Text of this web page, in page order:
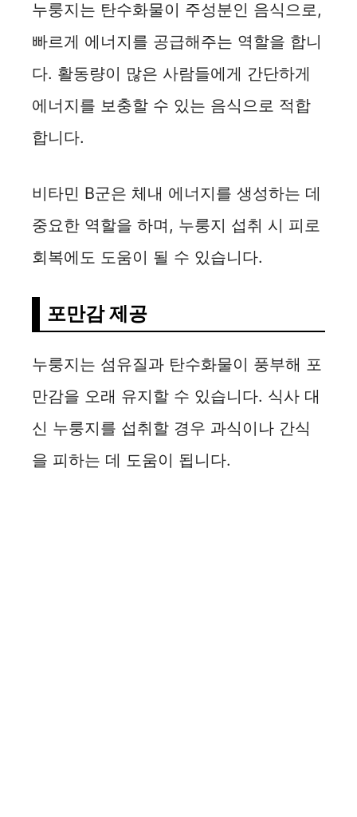
누룽지는 탄수화물이 주성분인 음식으로,
빠르게 에너지를 공급해주는 역할을 합니
다. 활동량이 많은 사람들에게 간단하게
에너지를 보충할 수 있는 음식으로 적합
합니다.
비타민 B군은 체내 에너지를 생성하는 데
중요한 역할을 하며, 누룽지 섭취 시 피로
회복에도 도움이 될 수 있습니다.
포만감 제공
누룽지는 섬유질과 탄수화물이 풍부해 포
만감을 오래 유지할 수 있습니다. 식사 대
신 누룽지를 섭취할 경우 과식이나 간식
을 피하는 데 도움이 됩니다.